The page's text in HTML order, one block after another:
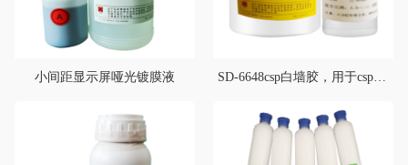
小间距显示屏哑光镀膜液